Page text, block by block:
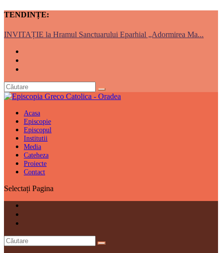
TENDINȚE:
INVITAȚIE la Hramul Sanctuarului Eparhial „Adormirea Ma...
Acasa
Episcopie
Episcopul
Institutii
Media
Cateheza
Proiecte
Contact
Selectați Pagina